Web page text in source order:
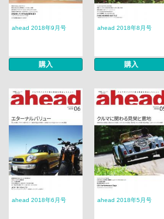
ahead 2018年9月号
購入
ahead 2018年8月号
購入
ahead 2018年6月号 ahead 2018年5月号